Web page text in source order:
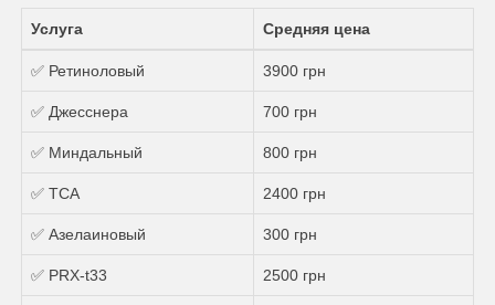
Услуга Средняя цена
✅ Ретиноловый 3900 грн
✅ Джесснера 700 грн
✅ Миндальный 800 грн
✅ ТСА 2400 грн
✅ Азелаиновый 300 грн
✅ PRX-t33 2500 грн